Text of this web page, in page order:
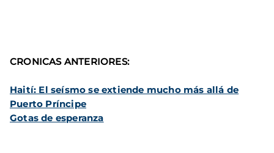
CRONICAS ANTERIORES:
Haití: El seísmo se extiende mucho más allá de
Puerto Príncipe
Gotas de esperanza